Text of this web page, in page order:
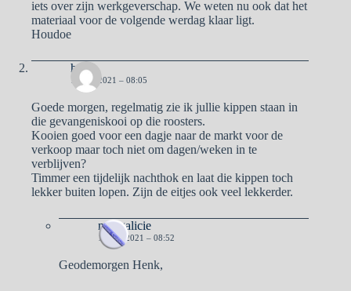
iets over zijn werkgeverschap. We weten nu ook dat het
materiaal voor de volgende werdag klaar ligt.
Houdoe
henk
1 JULI 2021 – 08:05
Goede morgen, regelmatig zie ik jullie kippen staan in
die gevangeniskooi op die roosters.
Kooien goed voor een dagje naar de markt voor de
verkoop maar toch niet om dagen/weken in te
verblijven?
Timmer een tijdelijk nachthok en laat die kippen toch
lekker buiten lopen. Zijn de eitjes ook veel lekkerder.
naargalicie
1 JULI 2021 – 08:52
Geodemorgen Henk,